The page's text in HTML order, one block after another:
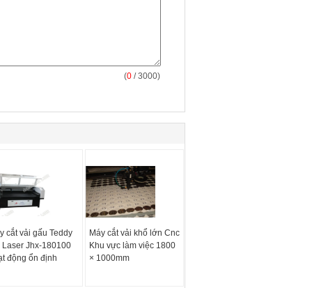
(0 / 3000)
cắt vải gấu Teddy
Laser Jhx-180100
động ổn định
Máy cắt vải khổ lớn Cnc
Khu vực làm việc 1800
× 1000mm